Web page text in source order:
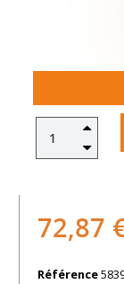
72,87
Référence